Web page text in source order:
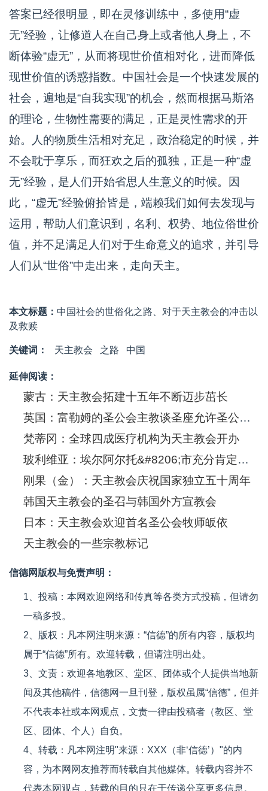
答案已经很明显，即在灵修训练中，多使用“虚
无”经验，让修道人在自己身上或者他人身上，不
断体验“虚无”，从而将现世价值相对化，进而降低
现世价值的诱惑指数。中国社会是一个快速发展的
社会，遍地是“自我实现”的机会，然而根据马斯洛
的理论，生物性需要的满足，正是灵性需求的开
始。人的物质生活相对充足，政治稳定的时候，并
不会耽于享乐，而狂欢之后的孤独，正是一种“虚
无”经验，是人们开始省思人生意义的时候。因
此，“虚无”经验俯拾皆是，端赖我们如何去发现与
运用，帮助人们意识到，名利、权势、地位俗世价
值，并不足满足人们对于生命意义的追求，并引导
人们从“世俗”中走出来，走向天主。
本文标题： 中国社会的世俗化之路、对于天主教会的冲击以
及救赎
关键词： 天主教会 之路 中国
延伸阅读：
蒙古：天主教会拓建十五年不断迈步茁长
英国：富勒姆的圣公会主教谈圣座允许圣公会信徒进入天主教会
梵蒂冈：全球四成医疗机构为天主教会开办
玻利维亚：埃尔阿尔托&#8206;市充分肯定天主教会的积极贡献
刚果（金）：天主教会庆祝国家独立五十周年
韩国天主教会的圣召与韩国外方宣教会
日本：天主教会欢迎首名圣公会牧师皈依
天主教会的一些宗教标记
信德网版权与免责声明：
1、投稿：本网欢迎网络和传真等各类方式投稿，但请勿
一稿多投。
2、版权：凡本网注明来源：“信德”的所有内容，版权均
属于“信德”所有。欢迎转载，但请注明出处。
3、文责：欢迎各地教区、堂区、团体或个人提供当地新
闻及其他稿件，信德网一旦刊登，版权虽属“信德”，但并
不代表本社或本网观点，文责一律由投稿者（教区、堂
区、团体、个人）自负。
4、转载：凡本网注明"来源：XXX（非‘信德’）"的内
容，为本网网友推荐而转载自其他媒体。转载内容并不
代表本网观点，转载的目的只在于传递分享更多信息。